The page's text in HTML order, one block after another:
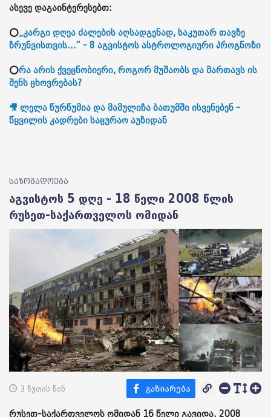
ასევე დაგაინტერესებთ:
⭕„კარგი დღეა ძალების აღსადგენად, საკუთარ თავზე
ზრუნვისთვის...“ - 8 აგვისტოს ასტროლოგიური პროგნოზი
⭕რა არის ქვეცნობიერი, როგორ მუშაობს და მართავს ის
შენს ცხოვრებას?
🎥 ლელა წურწუმია და მამულიჩა ბათუმში ისვენებენ -
წყვილის კადრები საცურაო აუზიდან
საზოგადოება
აგვისტოს 5 დღე - 18 წელი 2008 წლის
რუსეთ-საქართველოს ომიდან
3 წუთის წინ
რუსეთ-საქართველოს ომიდან 16 წელი გავიდა. 2008